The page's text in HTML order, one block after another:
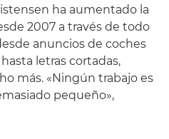
ha aumentado la
2007 a través de todo
anuncios de coches
letras cortadas,
más. «Ningún trabajo es
pequeño»,